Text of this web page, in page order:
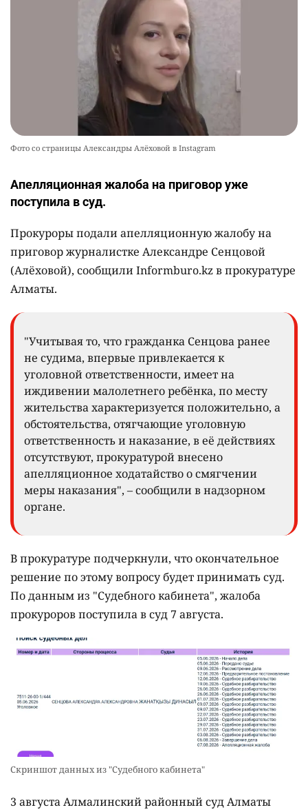
Фото со страницы Александры Алёховой в Instagram
Апелляционная жалоба на приговор уже
поступила в суд.
Прокуроры подали апелляционную жалобу на
приговор журналистке Александре Сенцовой
(Алёховой), сообщили Informburo.kz в прокуратуре
Алматы.
"Учитывая то, что гражданка Сенцова ранее
не судима, впервые привлекается к
уголовной ответственности, имеет на
иждивении малолетнего ребёнка, по месту
жительства характеризуется положительно, а
обстоятельства, отягчающие уголовную
ответственность и наказание, в её действиях
отсутствуют, прокуратурой внесено
апелляционное ходатайство о смягчении
меры наказания", – сообщили в надзорном
органе.
В прокуратуре подчеркнули, что окончательное
решение по этому вопросу будет принимать суд.
По данным из "Судебного кабинета", жалоба
прокуроров поступила в суд 7 августа.
Скриншот данных из "Судебного кабинета"
3 августа Алмалинский районный суд Алматы